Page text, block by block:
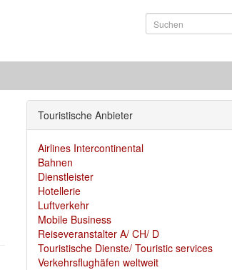
Touristische Anbieter
Airlines Intercontinental
Bahnen
Dienstleister
Hotellerie
Luftverkehr
Mobile Business
Reiseveranstalter A/ CH/ D
Touristische Dienste/ Touristic services
Verkehrsflughäfen weltweit